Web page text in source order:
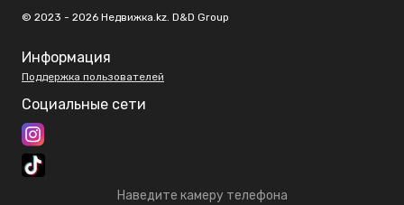
© 2023 - 2026 Недвижка.kz. D&D Group
Информация
Поддержка пользователей
Социальные сети
Наведите камеру телефона